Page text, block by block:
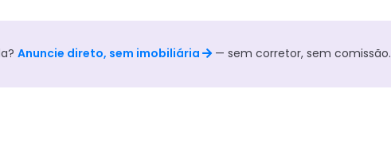
? Anuncie direto, sem imobiliária — sem corretor, sem comissão.